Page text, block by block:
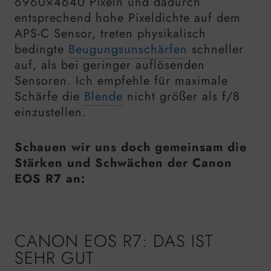
entsprechend hohe Pixeldichte auf dem
APS-C Sensor, treten physikalisch
bedingte Beugungsunschärfen schneller
auf, als bei geringer auflösenden
Sensoren. Ich empfehle für maximale
Schärfe die Blende nicht größer als f/8
einzustellen.
Schauen wir uns doch gemeinsam die
Stärken und Schwächen der Canon
EOS R7 an:
CANON EOS R7: DAS IST
SEHR GUT